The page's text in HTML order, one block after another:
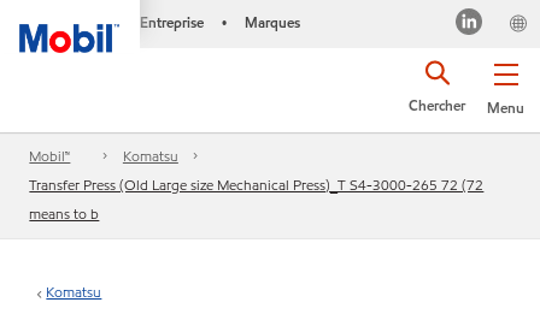
Entreprise • Marques
Menu
Chercher
Mobil™
Komatsu
Transfer Press (Old Large size Mechanical Press)_T S4-3000-265 72 (72
means to b
Komatsu